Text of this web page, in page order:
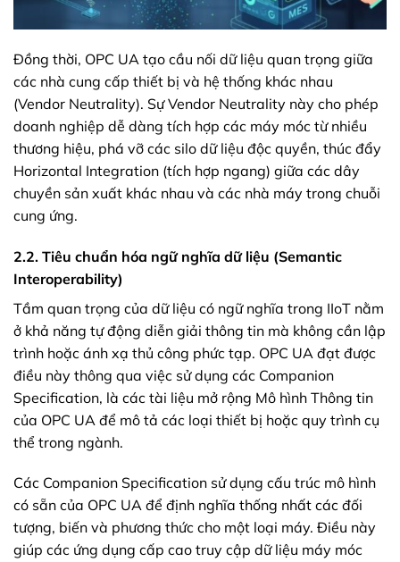
Đồng thời, OPC UA tạo cầu nối dữ liệu quan trọng giữa
các nhà cung cấp thiết bị và hệ thống khác nhau
(Vendor Neutrality). Sự Vendor Neutrality này cho phép
doanh nghiệp dễ dàng tích hợp các máy móc từ nhiều
thương hiệu, phá vỡ các silo dữ liệu độc quyền, thúc đẩy
Horizontal Integration (tích hợp ngang) giữa các dây
chuyền sản xuất khác nhau và các nhà máy trong chuỗi
cung ứng.
2.2. Tiêu chuẩn hóa ngữ nghĩa dữ liệu (Semantic
Interoperability)
Tầm quan trọng của dữ liệu có ngữ nghĩa trong IIoT nằm
ở khả năng tự động diễn giải thông tin mà không cần lập
trình hoặc ánh xạ thủ công phức tạp. OPC UA đạt được
điều này thông qua việc sử dụng các Companion
Specification, là các tài liệu mở rộng Mô hình Thông tin
của OPC UA để mô tả các loại thiết bị hoặc quy trình cụ
thể trong ngành.
Các Companion Specification sử dụng cấu trúc mô hình
có sẵn của OPC UA để định nghĩa thống nhất các đối
tượng, biến và phương thức cho một loại máy. Điều này
giúp các ứng dụng cấp cao truy cập dữ liệu máy móc